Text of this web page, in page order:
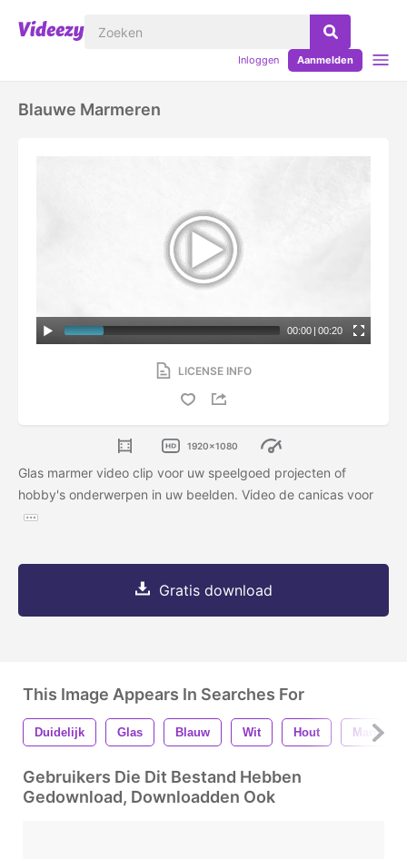
Inloggen Aanmelden
Blauwe Marmeren
00:00 | 00:20
LICENSE INFO
1920x1080
Glas marmer video clip voor uw speelgoed projecten of
hobby's onderwerpen in uw beelden. Video de canicas voor
Gratis download
This Image Appears In Searches For
Duidelijk Glas Blauw Wit Hout
Gebruikers Die Dit Bestand Hebben
Gedownload, Downloadden Ook